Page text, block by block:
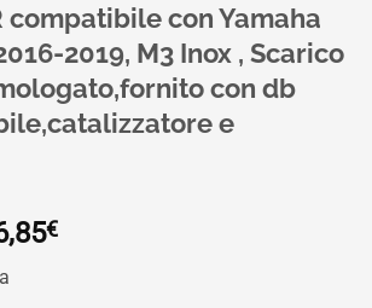
compatibile con Yamaha
2019, M3 Inox , Scarico
con db
e
€Il